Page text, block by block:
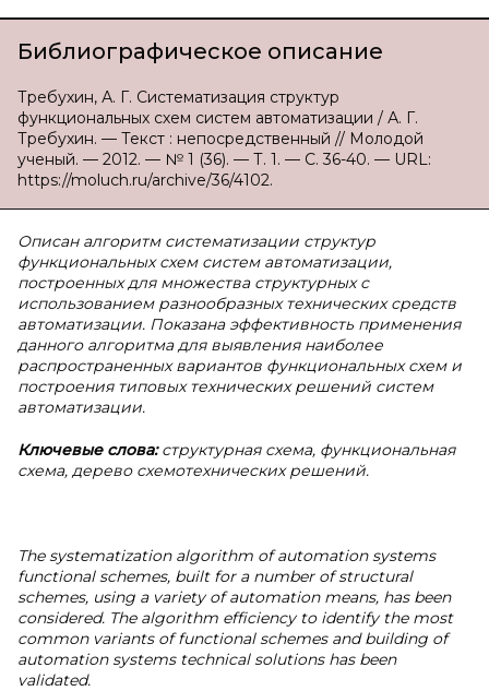
Библиографическое описание
Требухин, А. Г. Систематизация структур
функциональных схем систем автоматизации / А. Г.
Требухин. — Текст : непосредственный // Молодой
ученый. — 2012. — № 1 (36). — Т. 1. — С. 36-40. — URL:
https://moluch.ru/archive/36/4102.
Описан алгоритм систематизации структур
функциональных схем систем автоматизации,
построенных для множества структурных с
использованием разнообразных технических средств
автоматизации. Показана эффективность применения
данного алгоритма для выявления наиболее
распространенных вариантов функциональных схем и
построения типовых технических решений систем
автоматизации.
Ключевые слова:структурная схема, функциональная
схема, дерево схемотехнических решений.
The systematization algorithm of automation systems
functional schemes, built for a number of structural
schemes, using a variety of automation means, has been
considered. The algorithm efficiency to identify the most
common variants of functional schemes and building of
automation systems technical solutions has been
validated.